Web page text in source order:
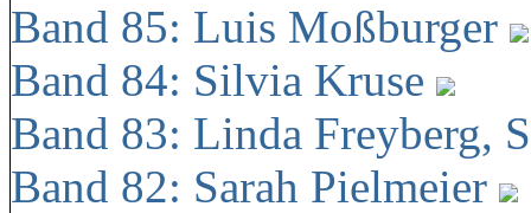
Band 85: Luis Moßburger
Band 84: Silvia Kruse
Band 83: Linda Freyberg,
Band 82: Sarah Pielmeier